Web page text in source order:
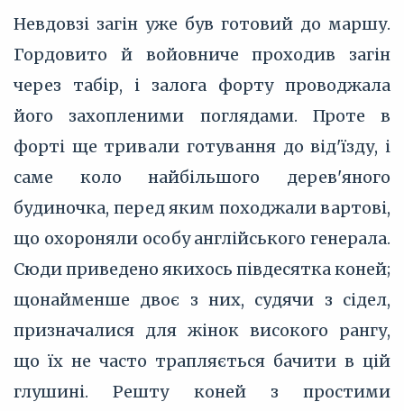
Невдовзі загін уже був готовий до маршу.
Гордовито й войовниче проходив загін
через табір, і залога форту проводжала
його захопленими поглядами. Проте в
форті ще тривали готування до від'їзду, і
саме коло найбільшого дерев'яного
будиночка, перед яким походжали вартові,
що охороняли особу англійського генерала.
Сюди приведено якихось півдесятка коней;
щонайменше двоє з них, судячи з сідел,
призначалися для жінок високого рангу,
що їх не часто трапляється бачити в цій
глушині. Решту коней з простими